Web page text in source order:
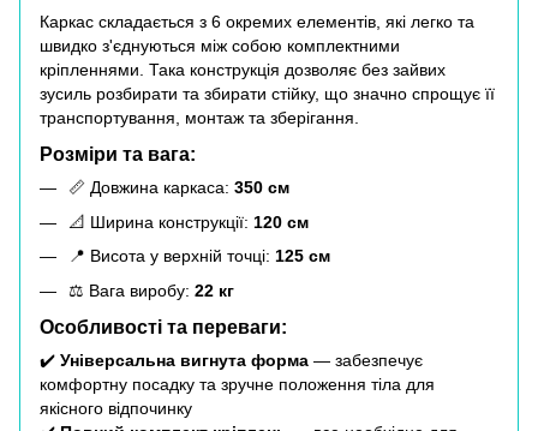
Каркас складається з 6 окремих елементів, які легко та
швидко з'єднуються між собою комплектними
кріпленнями. Така конструкція дозволяє без зайвих
зусиль розбирати та збирати стійку, що значно спрощує її
транспортування, монтаж та зберігання.
Розміри та вага:
📏 Довжина каркаса: 350 см
📐 Ширина конструкції: 120 см
📍 Висота у верхній точці: 125 см
⚖️ Вага виробу: 22 кг
Особливості та переваги:
✔️ Універсальна вигнута форма — забезпечує
комфортну посадку та зручне положення тіла для
якісного відпочинку